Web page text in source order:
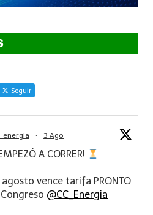
Seguir
· 3 Ago
A CORRER!
vence tarifa PRONTO
Congreso @CC_Energia